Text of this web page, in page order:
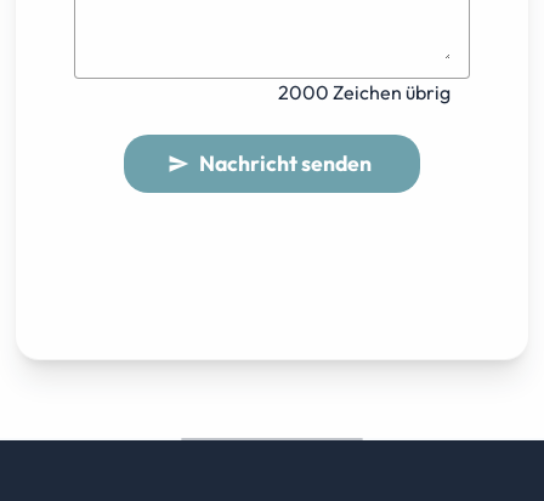
2000 Zeichen übrig
send Nachricht senden